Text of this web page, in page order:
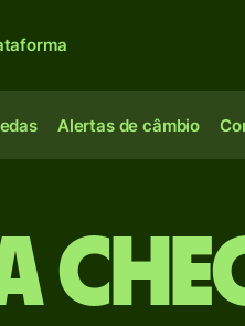
Alertas de câmbio